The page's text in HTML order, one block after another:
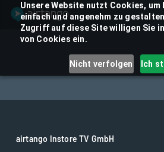
Unsere Website nutzt Cookies, um
einfach und angenehm zu
Zugriff auf diese Site willigen Sie
von Cookies ein.
Nicht verfolgen Ich
Skip
content
airtango Instore TV GmbH